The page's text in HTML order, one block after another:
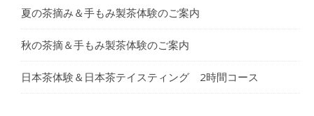
夏の茶摘み＆手もみ製茶体験のご案内
秋の茶摘＆手もみ製茶体験のご案内
日本茶体験＆日本茶テイスティング 2時間コース